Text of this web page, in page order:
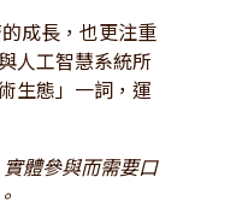
成長，也更注重
人工智慧系統所
生態」一詞，運
體參與而需要口